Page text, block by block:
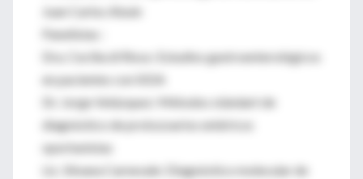
Juan Carlos Abuin
Panelistas :
Dra. Cecilia di Risso: Estudios gastroenterológicos
en pacientes con SIDA
Dr. Jorge Velázquez: Métodos stándart de
diagnóstico de protozoarios entéricos
oportunistas
Lic. Silvana Carnevale: Diagnóstico molecular de